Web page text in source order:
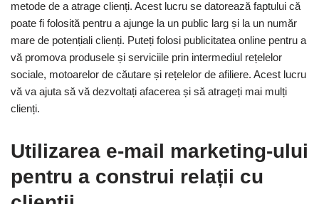
metode de a atrage clienți. Acest lucru se datorează faptului că
poate fi folosită pentru a ajunge la un public larg și la un număr
mare de potențiali clienți. Puteți folosi publicitatea online pentru a
vă promova produsele și serviciile prin intermediul rețelelor
sociale, motoarelor de căutare și rețelelor de afiliere. Acest lucru
vă va ajuta să vă dezvoltați afacerea și să atrageți mai mulți
clienți.
Utilizarea e-mail marketing-ului
pentru a construi relații cu